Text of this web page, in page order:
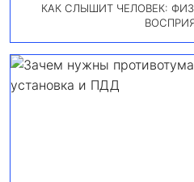
КАК СЛЫШИТ ЧЕЛОВЕК: